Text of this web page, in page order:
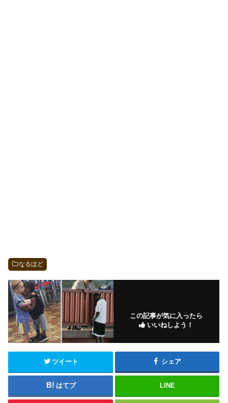
なるほど
この記事が気に入ったら
いいねしよう！
ツイート シェア
はてブ LINE